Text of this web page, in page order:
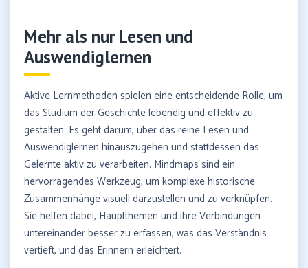
Mehr als nur Lesen und
Auswendiglernen
Aktive Lernmethoden spielen eine entscheidende Rolle, um
das Studium der Geschichte lebendig und effektiv zu
gestalten. Es geht darum, über das reine Lesen und
Auswendiglernen hinauszugehen und stattdessen das
Gelernte aktiv zu verarbeiten. Mindmaps sind ein
hervorragendes Werkzeug, um komplexe historische
Zusammenhänge visuell darzustellen und zu verknüpfen.
Sie helfen dabei, Hauptthemen und ihre Verbindungen
untereinander besser zu erfassen, was das Verständnis
vertieft, und das Erinnern erleichtert.